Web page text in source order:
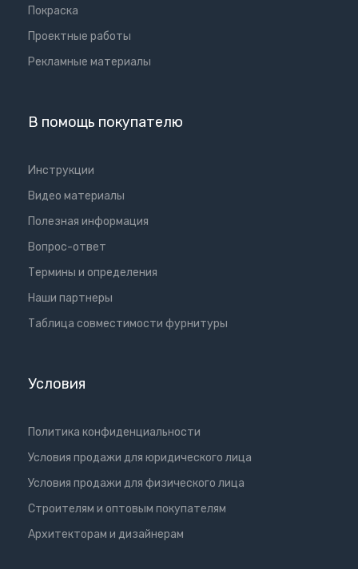
Покраска
Проектные работы
Рекламные материалы
В помощь покупателю
Инструкции
Видео материалы
Полезная информация
Вопрос-ответ
Термины и определения
Наши партнеры
Таблица совместимости фурнитуры
Условия
Политика конфиденциальности
Условия продажи для юридического лица
Условия продажи для физического лица
Cтроителям и оптовым покупателям
Aрхитекторам и дизайнерам